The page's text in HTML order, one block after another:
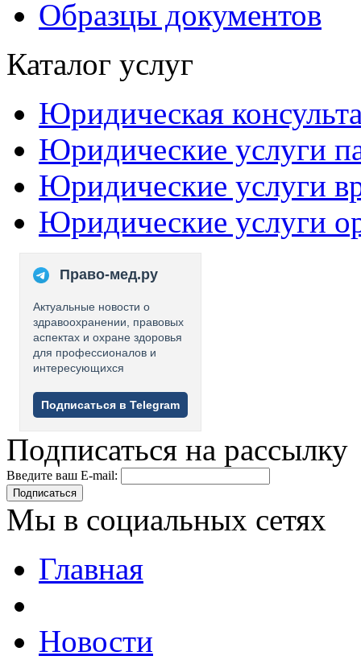
Образцы документов
Каталог услуг
Юридическая
Юридические услуги
Юридические услуги
Юридические услуги
Право-мед.ру
Актуальные новости о
здравоохранении, правовых
аспектах и охране здоровья
для профессионалов и
интересующихся
Подписаться в Telegram
Подписаться на рассылку
Введите ваш E-mail:
Подписаться
Мы в социальных сетях
Главная
Новости